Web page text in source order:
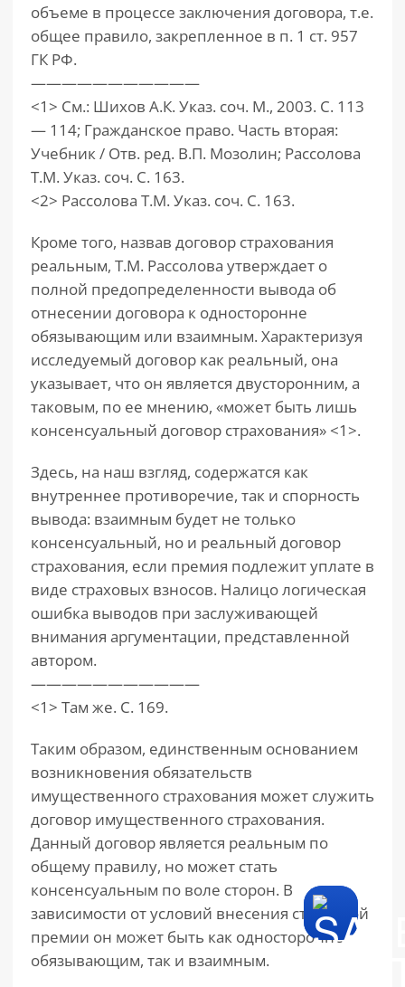
объеме в процессе заключения договора, т.е.
общее правило, закрепленное в п. 1 ст. 957
ГК РФ.
———————————
<1> См.: Шихов А.К. Указ. соч. М., 2003. С. 113
— 114; Гражданское право. Часть вторая:
Учебник / Отв. ред. В.П. Мозолин; Рассолова
Т.М. Указ. соч. С. 163.
<2> Рассолова Т.М. Указ. соч. С. 163.
Кроме того, назвав договор страхования
реальным, Т.М. Рассолова утверждает о
полной предопределенности вывода об
отнесении договора к односторонне
обязывающим или взаимным. Характеризуя
исследуемый договор как реальный, она
указывает, что он является двусторонним, а
таковым, по ее мнению, «может быть лишь
консенсуальный договор страхования» <1>.
Здесь, на наш взгляд, содержатся как
внутреннее противоречие, так и спорность
вывода: взаимным будет не только
консенсуальный, но и реальный договор
страхования, если премия подлежит уплате в
виде страховых взносов. Налицо логическая
ошибка выводов при заслуживающей
внимания аргументации, представленной
автором.
———————————
<1> Там же. С. 169.
Таким образом, единственным основанием
возникновения обязательств
имущественного страхования может служить
договор имущественного страхования.
Данный договор является реальным по
общему правилу, но может стать
консенсуальным по воле сторон. В
зависимости от условий внесения страховой
премии он может быть как односторонне
обязывающим, так и взаимным.